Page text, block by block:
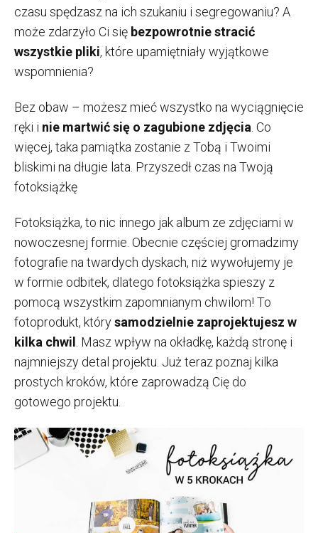
czasu spędzasz na ich szukaniu i segregowaniu? A
może zdarzyło Ci się bezpowrotnie stracić
wszystkie pliki, które upamiętniały wyjątkowe
wspomnienia?
Bez obaw – możesz mieć wszystko na wyciągnięcie
ręki i nie martwić się o zagubione zdjęcia . Co
więcej, taka pamiątka zostanie z Tobą i Twoimi
bliskimi na długie lata. Przyszedł czas na Twoją
fotoksiążkę
Fotoksiążka, to nic innego jak album ze zdjęciami w
nowoczesnej formie. Obecnie częściej gromadzimy
fotografie na twardych dyskach, niż wywołujemy je
w formie odbitek, dlatego fotoksiążka spieszy z
pomocą wszystkim zapomnianym chwilom! To
fotoprodukt, którysamodzielnie zaprojektujesz w
kilka chwil
. Masz wpływ na okładkę, każdą stronę i
najmniejszy detal projektu. Już teraz poznaj kilka
prostych kroków, które zaprowadzą Cię do
gotowego projektu.